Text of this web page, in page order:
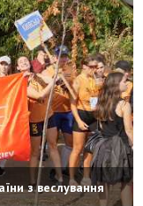
з веслування